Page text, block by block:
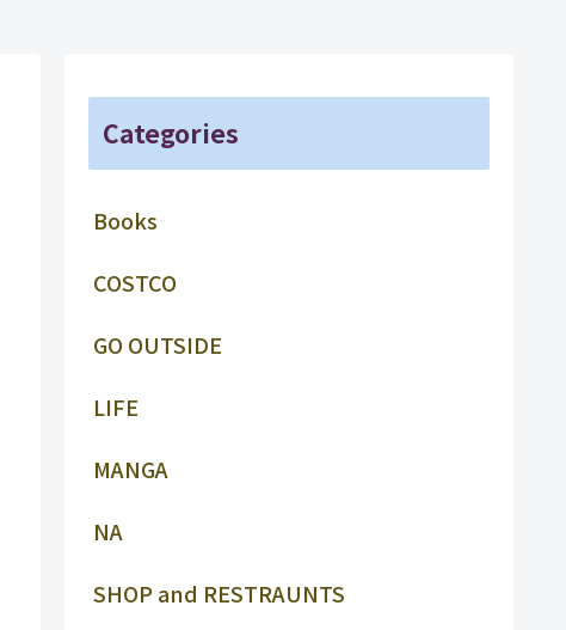
Categories
Books
COSTCO
GO OUTSIDE
LIFE
MANGA
NA
SHOP and RESTRAUNTS